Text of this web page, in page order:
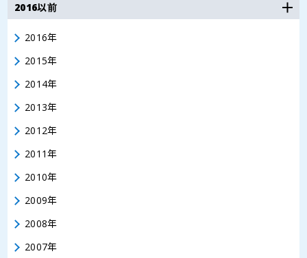
2016以前
2016年
2015年
2014年
2013年
2012年
2011年
2010年
2009年
2008年
2007年